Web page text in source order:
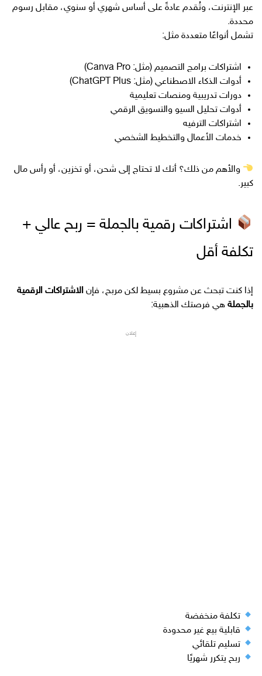
عبر الإنترنت، وتُقدم عادةً على أساس شهري أو سنوي، مقابل رسوم
محددة.
تشمل أنواعًا متعددة مثل:
اشتراكات برامج التصميم (مثل: Canva Pro)
أدوات الذكاء الاصطناعي (مثل: ChatGPT Plus)
دورات تدريبية ومنصات تعليمية
أدوات تحليل السيو والتسويق الرقمي
اشتراكات الترفيه
خدمات الأعمال والتخطيط الشخصي
والأهم من ذلك؟ أنك لا تحتاج إلى شحن، أو تخزين، أو رأس مال
كبير.
اشتراكات رقمية بالجملة = ربح عالي +
تكلفة أقل
إذا كنت تبحث عن مشروع بسيط لكن مربح، فإن الاشتراكات الرقمية
بالجملة هي فرصتك الذهبية:
إعلان
تكلفة منخفضة
قابلية بيع غير محدودة
تسليم تلقائي
ربح يتكرر شهريًا